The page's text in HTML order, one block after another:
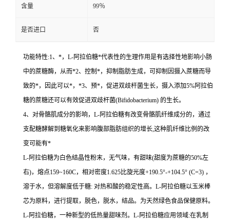
含量 99％
是否进口 否
功能特性:1、*，L-阿拉伯糖*代表性的生理作用是有选择性地影响小肠
中的蔗糖酶，从而*2、控制*，抑制脂肪生成，可抑制因摄入蔗糖而导
致的*，因此可以*，*3、预*，促进双歧杆菌生长，摄入添加5%阿拉伯
糖的蔗糖还可以有效促进双歧杆菌(Bifidobacterium) 的生长。
4、对骨骼肌成分的影响，L-阿拉伯糖有改变骨骼肌纤维成分的，通过
支配糖酵解到糖氧化来影响腹部脂肪组织的增长,这种肌纤维比例的改
变可能有*
L-阿拉伯糖为白色结晶性粉末，无气味，有甜味(甜度为蔗糖的50%左
右)，熔点159~160C，相对密度1.625比旋光度+190.5°-+104.5° (C=3) ，
溶于水，但溶解度低于糖: 对热和酸的稳定性高。L-阿拉伯糖以玉米棒
芯为原料，进行提取，脱色，脱水，结品。为天然绿色食品保健原料。
L-阿拉伯糖，一种新型的低热量甜味剂。L-阿拉伯糖应用领域:在乳制